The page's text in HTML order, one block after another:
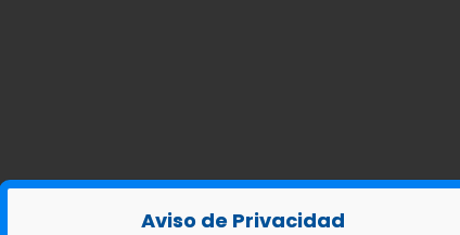
Aviso de Privacidad